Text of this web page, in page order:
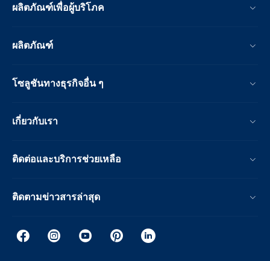
ผลิตภัณฑ์เพื่อผู้บริโภค
ผลิตภัณฑ์
โซลูชันทางธุรกิจอื่น ๆ
เกี่ยวกับเรา
ติดต่อและบริการช่วยเหลือ
ติดตามข่าวสารล่าสุด